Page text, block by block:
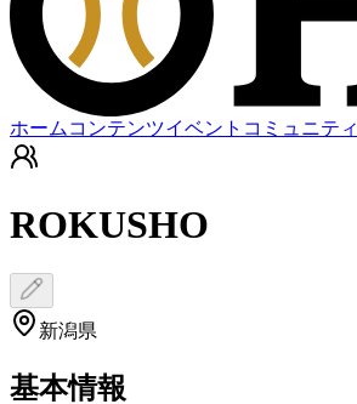
ホーム コンテンツイベント コミュニティ
ROKUSHO
新潟県
基本情報